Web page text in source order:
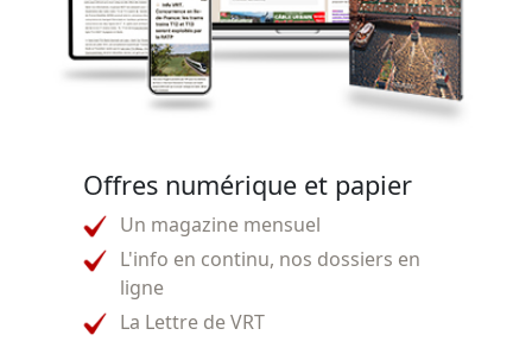
Offres numérique et papier
Un magazine mensuel
L'info en continu, nos dossiers en
ligne
La Lettre de VRT